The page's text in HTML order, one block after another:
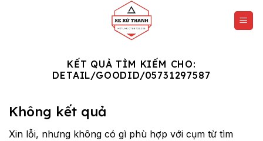
KẾT QUẢ TÌM KIẾM CHO:
DETAIL/GOODID/05731297587
Không kết quả
Xin lỗi, nhưng không có gì phù hợp với cụm từ tìm